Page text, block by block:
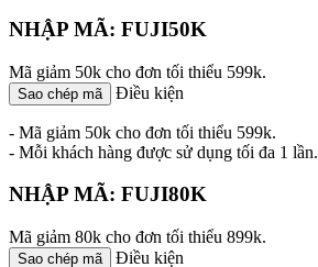
NHẬP MÃ: FUJI50K
Mã giảm 50k cho đơn tối thiểu 599k.
Sao chép mã Điều kiện
- Mã giảm 50k cho đơn tối thiểu 599k.
- Mỗi khách hàng được sử dụng tối đa 1 lần.
NHẬP MÃ: FUJI80K
Mã giảm 80k cho đơn tối thiểu 899k.
Sao chép mã Điều kiện